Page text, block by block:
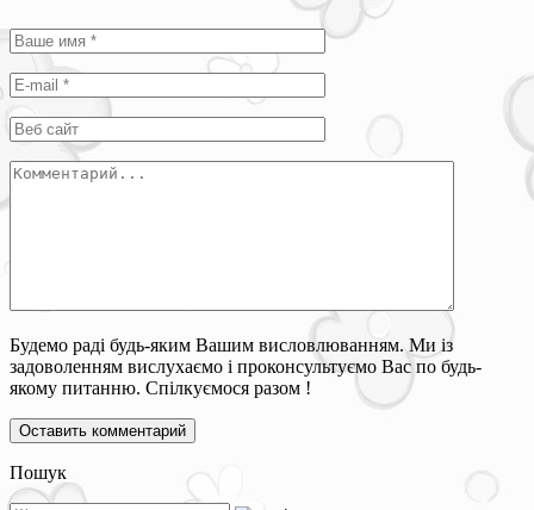
Будемо раді будь-яким Вашим висловлюванням. Ми із
задоволенням вислухаємо і проконсультуємо Вас по будь-
якому питанню. Спілкуємося разом !
Пошук